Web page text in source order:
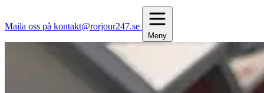
Maila oss på kontakt@rorjour247.se
Meny